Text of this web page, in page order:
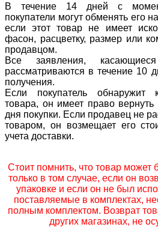
В течение 14 дней с
покупатели могут обменять его
если этот товар не имеет
фасон, расцветку, размер или
продавцом.
Все заявления,
рассматриваются в течение 10
получения.
Если покупатель обнаружит
товара, он имеет право
дня покупки. Если продавец не
товаром, он возмещает его
учета доставки.
Стоит помнить, что товар может
только в том случае, если он
упаковке и если он не был
поставляемые в комплектах,
полным комплектом. Возврат
других магазинах, не